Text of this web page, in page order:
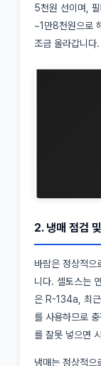
5천원 선이며,
~1만8천원으로
조금 올라갑니다.
2. 냉매 점검
바람은 정상적으
니다. 셀토스는
은 R-134a, 최
를 사용하므로
를 잘못 넣으면
냉매는 정상적으